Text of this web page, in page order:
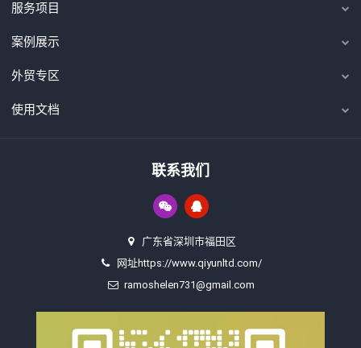
服务项目
案例展示
外贸专区
使用文档
联系我们
广东省深圳市福田区
网址https://www.qiyunltd.com/
ramoshelen731@gmail.com